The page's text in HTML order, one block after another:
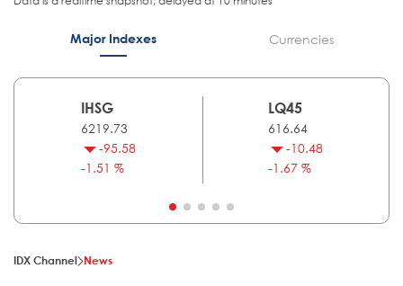
Major Indexes Currencies
IHSG
6219.73
-95.58
-1.51 %
LQ45
616.64
-10.48
-1.67 %
IDX Channel News